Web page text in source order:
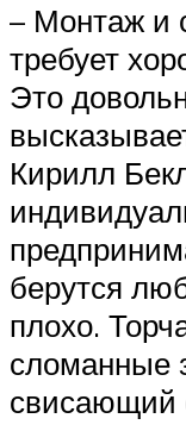
– Монтаж и
требует
Это
Кирилл
берутся
плохо.
сломанные
свисающий